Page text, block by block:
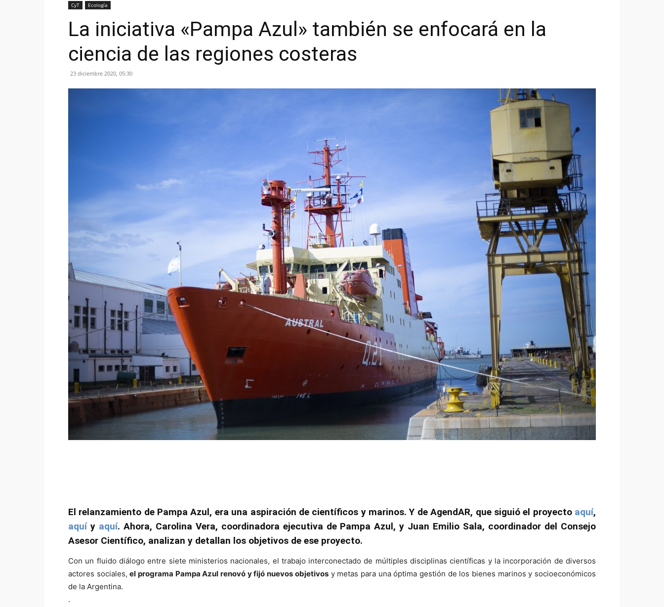
CyT Ecología
La iniciativa «Pampa Azul» también se enfocará en la
ciencia de las regiones costeras
23 diciembre 2020, 05:30
El relanzamiento de Pampa Azul, era una aspiración de científicos y marinos. Y de AgendAR, que siguió el proyecto aquí,
aquíy aquí. Ahora, Carolina Vera, coordinadora ejecutiva de Pampa Azul, y Juan Emilio Sala, coordinador del Consejo
Asesor Científico, analizan y detallan los objetivos de ese proyecto.
Con un fluido diálogo entre siete ministerios nacionales, el trabajo interconectado de múltiples disciplinas científicas y la incorporación de diversos
actores sociales,el programa Pampa Azul renovó y fijó nuevos objetivosy metas para una óptima gestión de los bienes marinos y socioeconómicos
de la Argentina.
.